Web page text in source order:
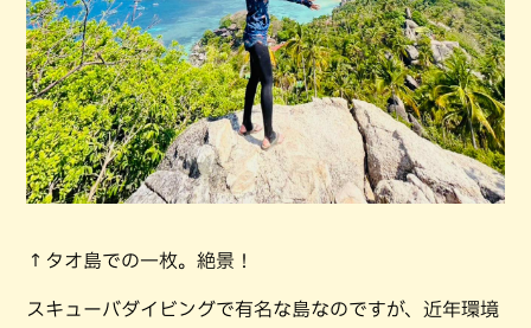
↑タオ島での一枚。絶景！
スキューバダイビングで有名な島なのですが、近年環境